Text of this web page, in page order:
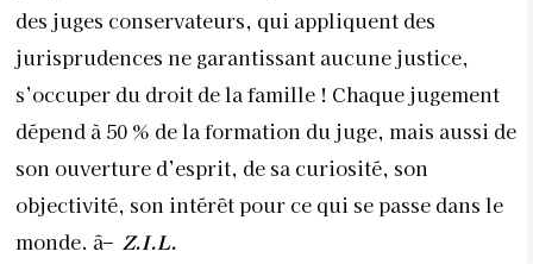
des juges conservateurs, qui appliquent des
jurisprudences ne garantissant aucune justice,
s’occuper du droit de la famille ! Chaque jugement
dépend à 50 % de la formation du juge, mais aussi de
son ouverture d’esprit, de sa curiosité, son
objectivité, son intérêt pour ce qui se passe dans le
monde. â– Z.I.L.